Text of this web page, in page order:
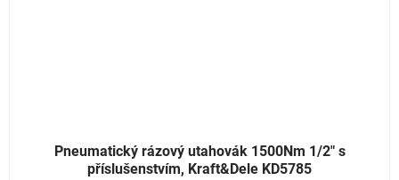
Pneumatický rázový utahovák 1500Nm 1/2" s
příslušenstvím, Kraft&Dele KD5785